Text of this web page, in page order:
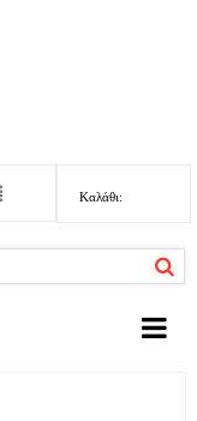
Καλάθι: